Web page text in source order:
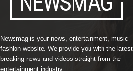
Newsmag is your news, entertainment, music
fashion website. We provide you with the latest
breaking news and videos straight from the
entertainment industry.